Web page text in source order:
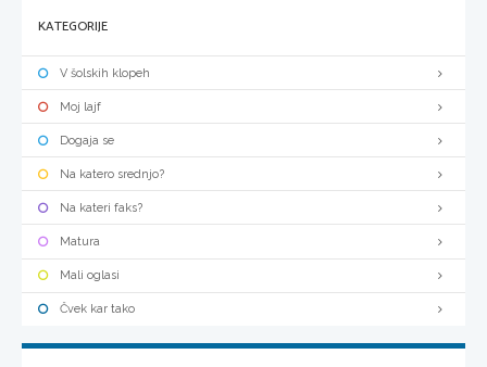
KATEGORIJE
V šolskih klopeh
Moj lajf
Dogaja se
Na katero srednjo?
Na kateri faks?
Matura
Mali oglasi
Čvek kar tako